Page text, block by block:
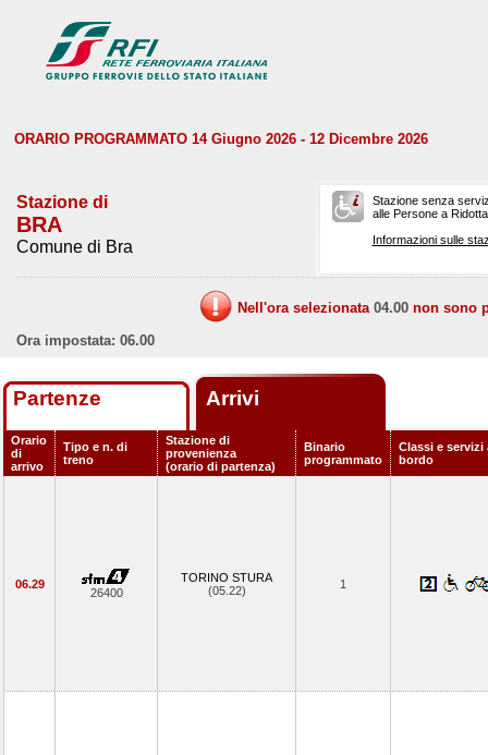
ORARIO PROGRAMMATO 14 Giugno 2026 - 12 Dicembre 2026
Stazione di
BRA
Comune di Bra
Stazione senza
alle Persone a
Informazioni sulle
Nell'ora selezionata 04.00 non sono
Ora impostata: 06.00
Partenze Arrivi
Orario
di
arrivo
Tipo e n. di
treno
Stazione di
provenienza
(orario di partenza)
Binario
programmato
Classi e servizi
bordo
06.29
26400
TORINO STURA
(05.22)
1